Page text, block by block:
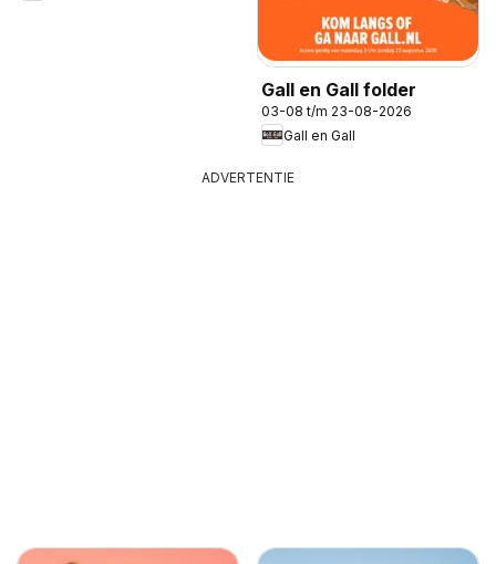
Gall en Gall folder
03-08 t/m 23-08-2026
Gall en Gall
ADVERTENTIE